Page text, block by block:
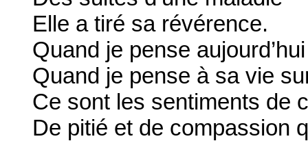
Elle a tiré sa révérence.
Quand je pense
Quand je pense à sa vie
Ce sont les sentiments de
De pitié et de compassion